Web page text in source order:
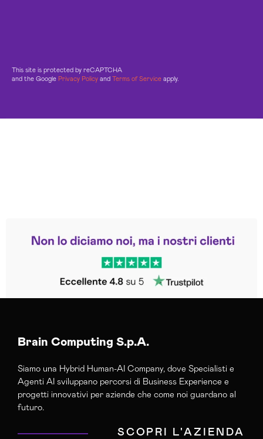
This site is protected by reCAPTCHA
and the Google Privacy Policy and Terms of Service apply.
Trustpilot
Brain Computing S.p.A.
Siamo una Hybrid Human-AI Company, dove Specialisti e
Agenti AI sviluppano percorsi di Business Experience e
progetti innovativi per aziende che come noi guardano al
futuro.
SCOPRI L'AZIENDA